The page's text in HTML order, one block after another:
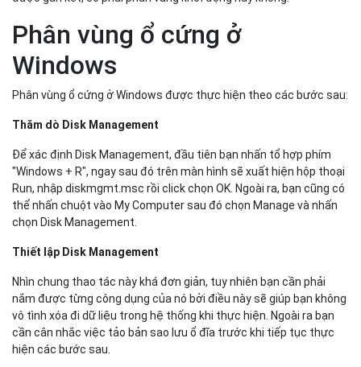
Phân vùng ổ cứng ở
Windows
Phân vùng ổ cứng ở Windows được thực hiện theo các bước sau:
Thăm dò Disk Management
Để xác định Disk Management, đầu tiên bạn nhấn tổ hợp phím
"Windows + R", ngay sau đó trên màn hình sẽ xuất hiện hộp thoại
Run, nhập diskmgmt.msc rồi click chọn OK. Ngoài ra, bạn cũng có
thể nhấn chuột vào My Computer sau đó chọn Manage và nhấn
chọn Disk Management.
Thiết lập Disk Management
Nhìn chung thao tác này khá đơn giản, tuy nhiên bạn cần phải
nắm được từng công dụng của nó bởi điều này sẽ giúp bạn không
vô tình xóa đi dữ liệu trong hệ thống khi thực hiện. Ngoài ra bạn
cần cân nhắc việc tảo bản sao lưu ổ đĩa trước khi tiếp tục thực
hiện các bước sau.